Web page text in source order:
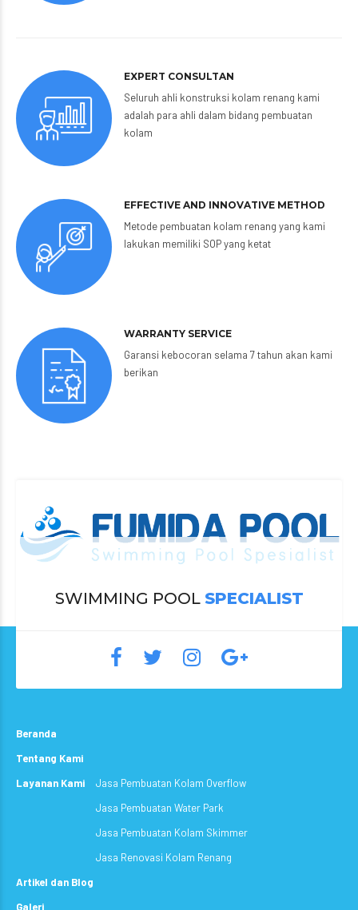
EXPERT CONSULTAN
Seluruh ahli konstruksi kolam renang kami
adalah para ahli dalam bidang pembuatan
kolam
EFFECTIVE AND INNOVATIVE METHOD
Metode pembuatan kolam renang yang kami
lakukan memiliki SOP yang ketat
WARRANTY SERVICE
Garansi kebocoran selama 7 tahun akan kami
berikan
SWIMMING POOL SPECIALIST
Beranda
Tentang Kami
Layanan Kami
Jasa Pembuatan Kolam Overflow
Jasa Pembuatan Water Park
Jasa Pembuatan Kolam Skimmer
Jasa Renovasi Kolam Renang
Artikel dan Blog
Galeri